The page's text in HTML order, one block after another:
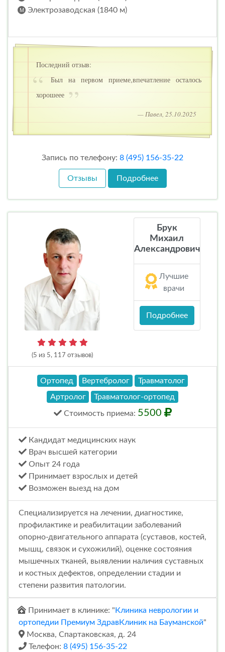
Электрозаводская (1840 м)
Последний отзыв:
Был на первом приеме,впечатление осталось
хорошеее
— Павел, 25.10.2025
Запись по телефону: 8 (495) 156-35-22
Отзывы Подробнее
(5 из 5, 117 отзывов)
Брук
Михаил
Александрович
Лучшие
врачи
Подробнее
Ортопед Вертебролог
Травматолог
Артролог
Травматолог-ортопед
Стоимость приема: 5500
Кандидат медицинских наук
Врач высшей категории
Опыт 24 года
Принимает взрослых и детей
Возможен выезд на дом
Специализируется на лечении, диагностике,
профилактике и реабилитации заболеваний
опорно-двигательного аппарата (суставов, костей,
мышц, связок и сухожилий), оценке состояния
мышечных тканей, выявлении наличия суставных
и костных дефектов, определении стадии и
степени развития патологии.
Принимает в клинике: "Клиника неврологии и
ортопедии Премиум ЗдравКлиник на Бауманской"
Москва, Спартаковская, д. 24
Телефон: 8 (495) 156-35-22